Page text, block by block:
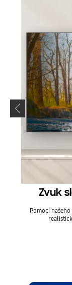
Zvuk
Pomocí